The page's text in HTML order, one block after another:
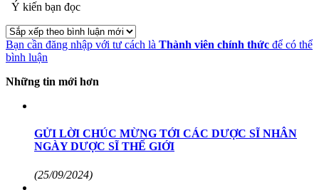
Ý kiến bạn đọc
Bạn cần đăng nhập với tư cách là Thành viên chính thức để có thể
bình luận
Những tin mới hơn
GỬI LỜI CHÚC MỪNG TỚI CÁC DƯỢC SĨ NHÂN
NGÀY DƯỢC SĨ THẾ GIỚI
(25/09/2024)